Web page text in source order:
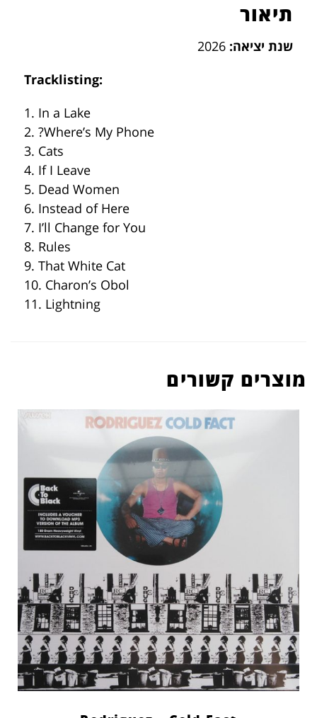
תיאור
שנת יציאה:
Tracklisting:
1. In a Lake
2. ?Where’s My Phone
3. Cats
4. If I Leave
5. Dead Women
6. Instead of Here
7. I’ll Change for You
8. Rules
9. That White Cat
10. Charon’s Obol
11. Lightning
מוצרים קשורים